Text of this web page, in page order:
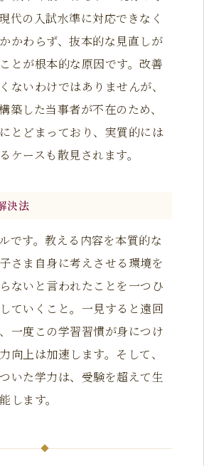
代の入試水準に対応できなく
かわらず、抜本的な見直しが
とが根本的な原因です。改善
ないわけではありませんが、
築した当事者が不在のため、
とどまっており、実質的には
ケースも散見されます。
決法
です。教える内容を本質的な
さま自身に考えさせる環境を
ないと言われたことを一つひ
ていくこと。一見すると遠回
一度この学習習慣が身につけ
向上は加速します。そして、
いた学力は、受験を超えて生
します。